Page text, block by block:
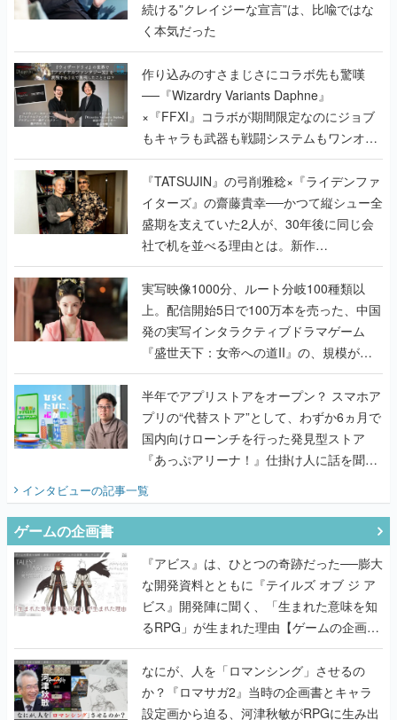
続ける”クレイジーな宣言”は、比喩ではな
く本気だった
作り込みのすさまじさにコラボ先も驚嘆
──『Wizardry Variants Daphne』
×『FFXI』コラボが期間限定なのにジョブ
もキャラも武器も戦闘システムもワンオフ
で作り込まれた理由を両ディレクターに聞
く
『TATSUJIN』の弓削雅稔×『ライデンファ
イターズ』の齋藤貴幸──かつて縦シュー全
盛期を支えていた2人が、30年後に同じ会
社で机を並べる理由とは。新作
『TATSUJIN EXTREME』で初タッグを組
んだレジェンド2人に訊く開発秘話
実写映像1000分、ルート分岐100種類以
上。配信開始5日で100万本を売った、中国
発の実写インタラクティブドラマゲーム
『盛世天下：女帝への道II』の、規模が違
うこだわりをプロデューサーに聞いた
半年でアプリストアをオープン？ スマホア
プリの“代替ストア”として、わずか6ヵ月で
国内向けローンチを行った発見型ストア
『あっぷアリーナ！』仕掛け人に話を聞い
インタビューの記事一覧
ゲームの企画書
『アビス』は、ひとつの奇跡だった──膨大
な開発資料とともに『テイルズ オブ ジ ア
ビス』開発陣に聞く、「生まれた意味を知
るRPG」が生まれた理由【ゲームの企画
書】
なにが、人を「ロマンシング」させるの
か？『ロマサガ2』当時の企画書とキャラ
設定画から迫る、河津秋敏がRPGに生み出